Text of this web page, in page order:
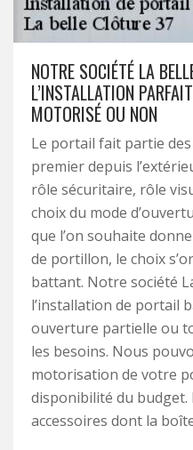
NOTRE SOCIÉTÉ LA
L’INSTALLATION
MOTORISÉ OU NON
Le portail fait partie
premier depuis
rôle sécuritaire, rôle
choix du mode
que l’on souhaite
de portillon, le choix
battant. Notre société
l’installation de portail
ouverture partielle ou
les besoins. Nous
motorisation de votre
disponibilité du
accessoires dont la